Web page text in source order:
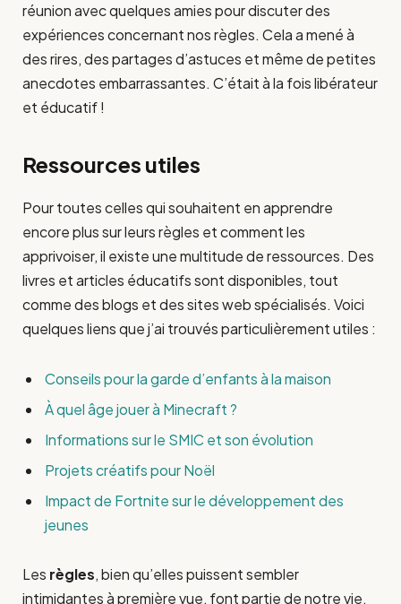
réunion avec quelques amies pour discuter des
expériences concernant nos règles. Cela a mené à
des rires, des partages d’astuces et même de petites
anecdotes embarrassantes. C’était à la fois libérateur
et éducatif !
Ressources utiles
Pour toutes celles qui souhaitent en apprendre
encore plus sur leurs règles et comment les
apprivoiser, il existe une multitude de ressources. Des
livres et articles éducatifs sont disponibles, tout
comme des blogs et des sites web spécialisés. Voici
quelques liens que j’ai trouvés particulièrement utiles :
Conseils pour la garde d’enfants à la maison
À quel âge jouer à Minecraft ?
Informations sur le SMIC et son évolution
Projets créatifs pour Noël
Impact de Fortnite sur le développement des
jeunes
Les règles, bien qu’elles puissent sembler
intimidantes à première vue, font partie de notre vie.